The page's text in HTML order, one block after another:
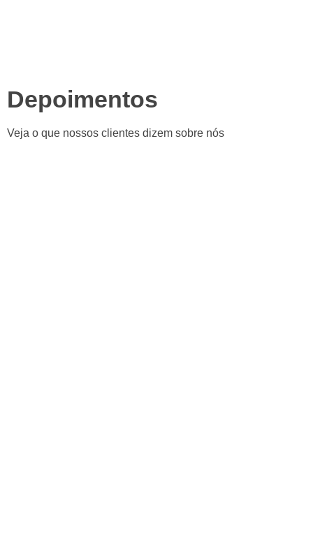
Depoimentos
Veja o que nossos clientes dizem sobre nós